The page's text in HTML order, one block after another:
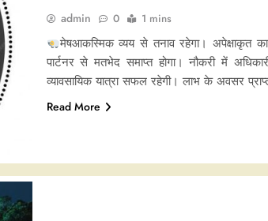
admin 0 1 mins
मेषआकस्मिक व्यय से तनाव रहेगा। अपेक्षाकृत
पार्टनर से मतभेद समाप्त होगा। नौकरी में
व्यावसायिक यात्रा सफल रहेगी। लाभ के अवसर
Read More